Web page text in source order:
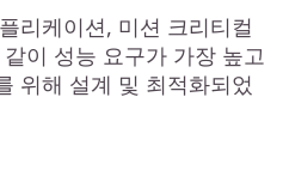
리케이션, 미션 크리티컬
이 성능 요구가 가장 높고
위해 설계 및 최적화되었